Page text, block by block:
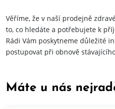
Věříme, že v naší prodejně
to, co hledáte a potřebujete k
Rádi Vám poskytneme důležité
postupovat při obnově
Máte u nás